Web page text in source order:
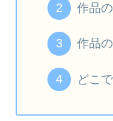
作品
作品
どこ